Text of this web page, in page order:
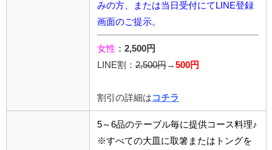
みの方、または当日受付にてLINE登録
画面のご提示。
女性 ： 2,500円
LINE割： 2,500円 → 500円
割引の詳細は コチラ
5～6品のテーブル毎に提供コース料理♪
※すべての大皿に取箸またはトングを